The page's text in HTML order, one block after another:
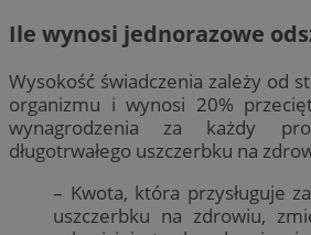
Ile wynosi jednorazowe
Wysokość świadczenia zależy od
organizmu i wynosi 20%
wynagrodzenia za każdy
długotrwałego uszczerbku na
– Kwota, która przysługuje
uszczerbku na zdrowiu,